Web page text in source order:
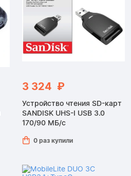
3 324 ₽
Устройство чтения SD-карт
SANDISK UHS-I USB 3.0
170/90 МБ/с
0 раз купили